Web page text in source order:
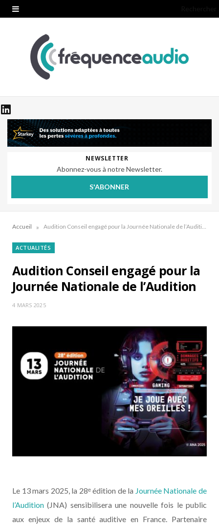
NEWSLETTER
Abonnez-vous à notre Newsletter.
S'ABONNER
Accueil » Audition Conseil engagé pour la Journée Nationale de l’Audition
ACTUALITÉS
Audition Conseil engagé pour la
Journée Nationale de l’Audition
4 MARS 2025
Le 13 mars 2025, la 28ᵉ édition de la Journée Nationale de
l’Audition (JNA) sensibilisera une nouvelle fois le public
aux enjeux de la santé auditive en France. Partenaire